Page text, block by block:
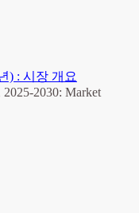
) : 시장 개요
2025-2030: Market